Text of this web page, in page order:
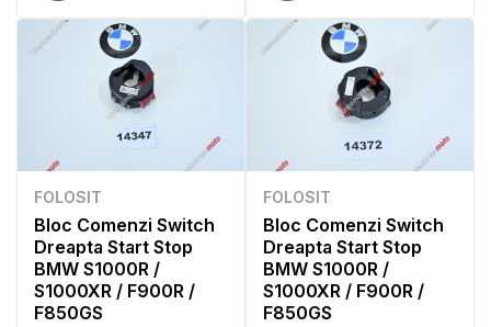
FOLOSIT
Bloc Comenzi Switch
Dreapta Start Stop
BMW S1000R /
S1000XR / F900R /
F850GS
FOLOSIT
Bloc Comenzi Switch
Dreapta Start Stop
BMW S1000R /
S1000XR / F900R /
F850GS